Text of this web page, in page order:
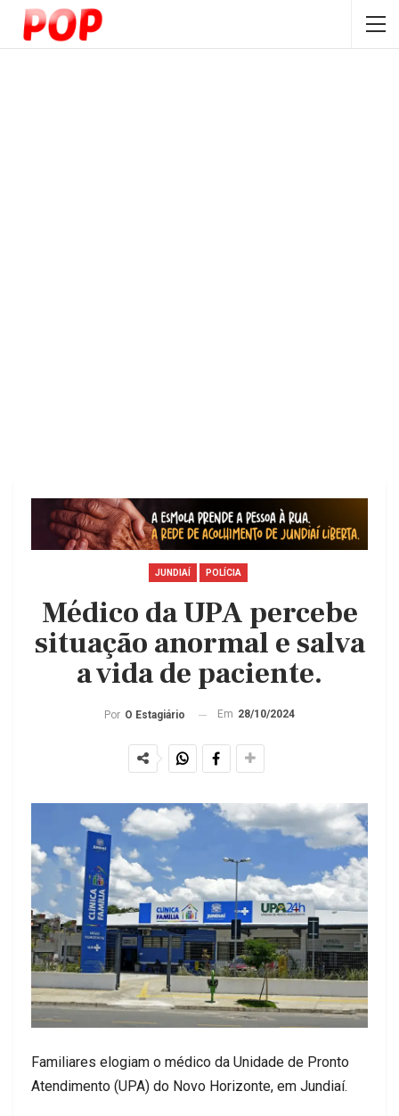
JUNDIAÍ POLÍCIA
Médico da UPA percebe
situação anormal e salva
a vida de paciente.
Por O Estagiário Em 28/10/2024
Familiares elogiam o médico da Unidade de Pronto
Atendimento (UPA) do Novo Horizonte, em Jundiaí.